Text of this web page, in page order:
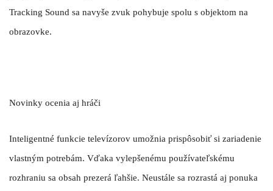
Tracking Sound sa navyše zvuk pohybuje spolu s objektom na
obrazovke.
Novinky ocenia aj hráči
Inteligentné funkcie televízorov umožnia prispôsobiť si zariadenie
vlastným potrebám. Vďaka vylepšenému používateľskému
rozhraniu sa obsah prezerá ľahšie. Neustále sa rozrastá aj ponuka